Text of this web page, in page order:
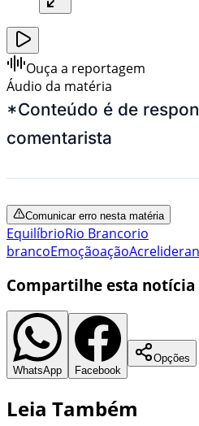
Ouça a reportagem
Áudio da matéria
*Conteúdo é de
comentarista
Comunicar erro nesta matéria
EquilíbrioRio Brancorio
brancoEmoçãoaçãoAcre
Compartilhe esta notícia
WhatsApp Facebook
Opções
Leia Também